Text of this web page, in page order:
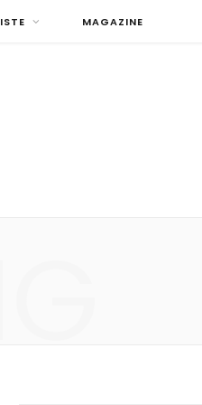
MAGAZINE